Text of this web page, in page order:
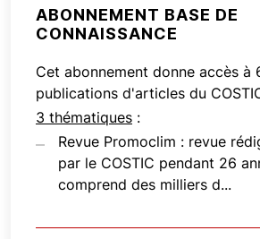
ABONNEMENT BASE DE
CONNAISSANCE
Cet abonnement donne accès à
publications d'articles du
3 thématiques :
Revue Promoclim : revue
par le COSTIC pendant 26
comprend des milliers d...